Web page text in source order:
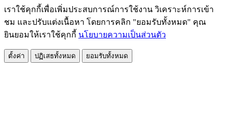
เราใช้คุกกี้เพื่อเพิ่มประสบการณ์การใช้งาน วิเคราะห์การเข้า
ชม และปรับแต่งเนื้อหา โดยการคลิก "ยอมรับทั้งหมด" คุณ
ยินยอมให้เราใช้คุกกี้ นโยบายความเป็นส่วนตัว
ตั้งค่า ปฏิเสธทั้งหมด ยอมรับทั้งหมด